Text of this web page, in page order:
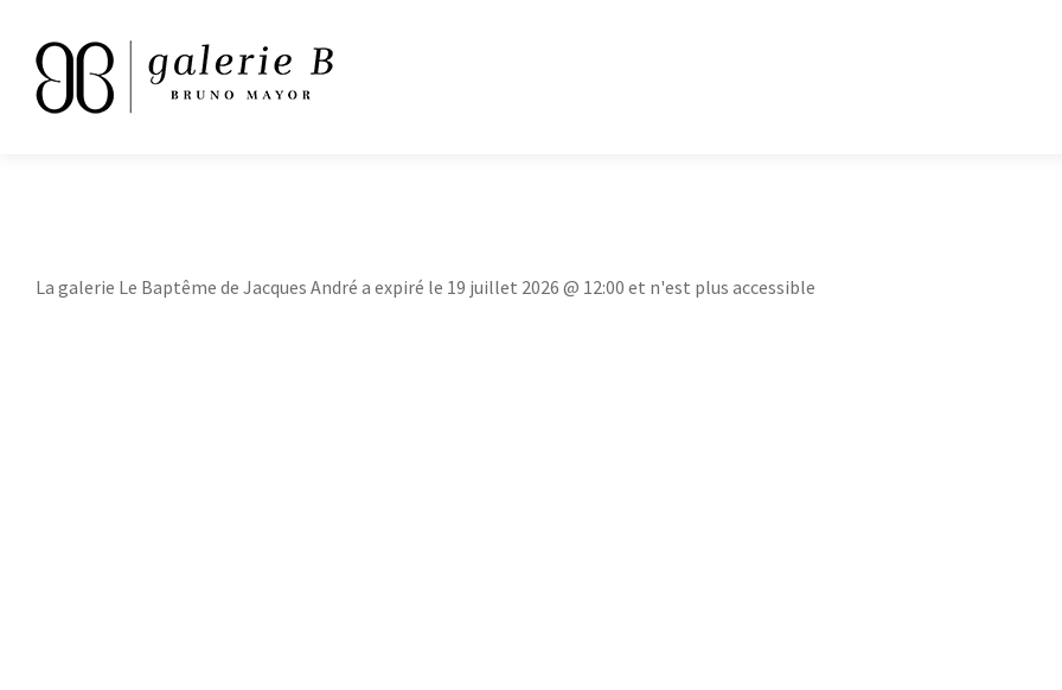
La galerie Le Baptême de Jacques André a expiré le 19 juillet 2026 @ 12:00 et n'est plus accessible